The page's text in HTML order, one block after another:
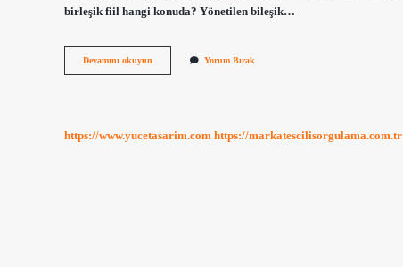
birleşik fiil hangi konuda? Yönetilen bileşik…
Devamını okuyun
Fiili
Yorum Bırak
https://www.yucetasarim.com https://markatescilisorgulama.com.tr